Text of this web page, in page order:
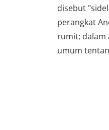
disebut
perangkat
rumit; dalam
umum